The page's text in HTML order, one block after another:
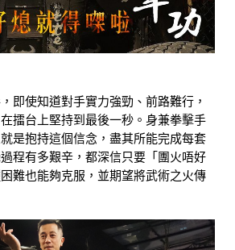
即使知道對手實力強勁、前路難行，
擂台上堅持到最後一秒。身兼拳擊手
是抱持這個信念，盡其所能完成每套
程有多艱辛，都深信只要「團火唔好
難也能夠克服，並期望將武術之火傳